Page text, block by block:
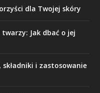
dla Twojej skóry
Jak dbać o jej
składniki i zastosowanie